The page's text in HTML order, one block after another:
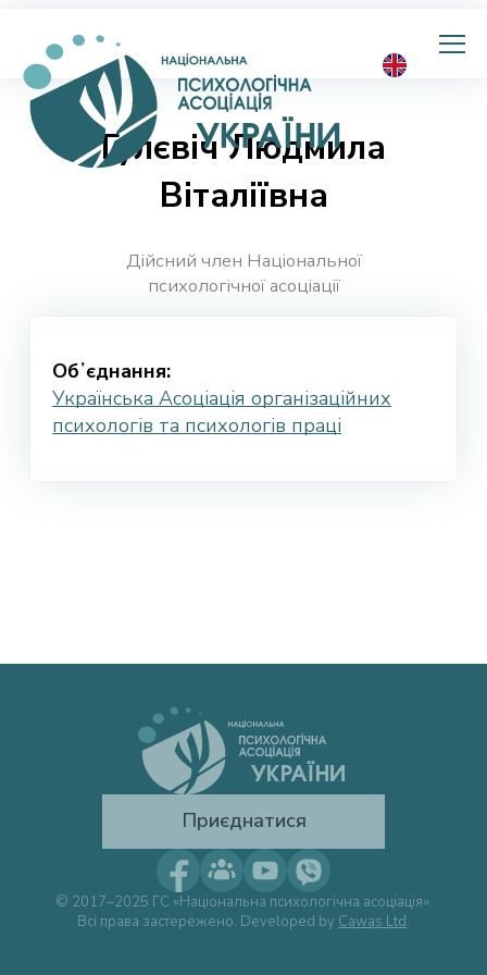
Національна
психологічна
Гулєвіч Людмила
Віталіївна
Дійсний член Національної
психологічної асоціації
Обʼєднання:
Українська Асоціація організаційних
психологів та психологів праці
Приєднатися
© 2017–2025 ГС «Національна психологічна асоціація».
Всі права застережено. Developed by Cawas Ltd.